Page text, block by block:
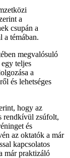
a
csupán a
a témában.
megvalósuló
teljes
a
és lehetséges
hogy az
rendkívül zsúfolt,
és
az oktatók a már
kapcsolatos
már praktizáló